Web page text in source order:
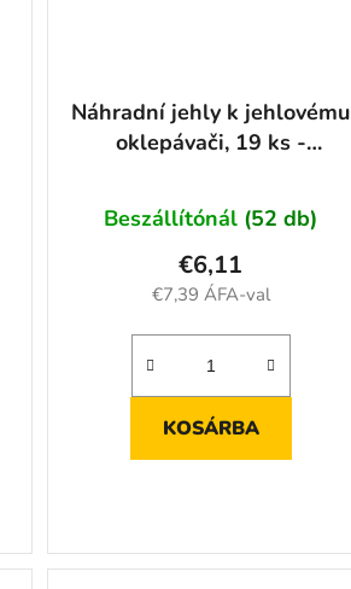
Náhradní jehly k jehlovému
oklepávači, 19 ks -
Beszállítónál (52 db)
€7,39 ÁFA-val
€6,11
KOSÁRBA